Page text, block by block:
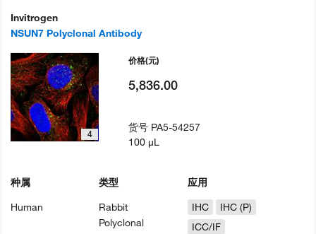
Invitrogen
NSUN7 Polyclonal Antibody
4
种属
Human
类型
Rabbit
Polyclonal
应用
IHC
IHC (P)
ICC/IF
价格(元)
5,836.00
货号 PA5-54257
100 µL